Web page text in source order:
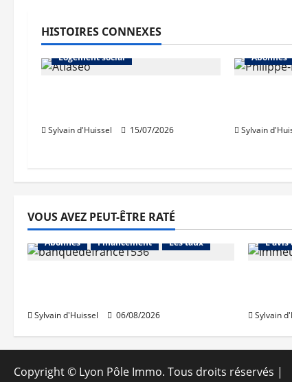
HISTOIRES CONNEXES
Abonnés
L'actualité du neuf
Logement social
Sylvain d'Huissel 15/07/2026
Abonnés
Sylvain
VOUS AVEZ PEUT-ÊTRE RATÉ
Abonnés Financement Les taux
Sylvain d'Huissel 06/08/2026
L'avis
Sylvain
Copyright © Lyon Pôle Immo. Tous droits réservés |